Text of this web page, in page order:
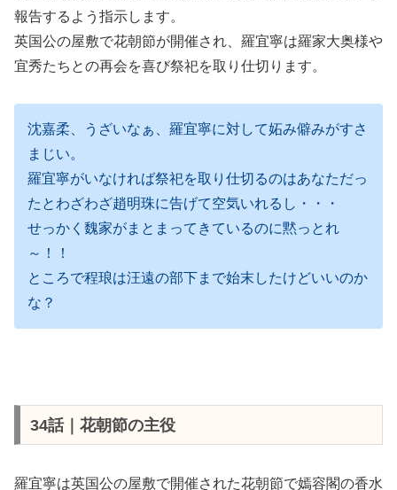
報告するよう指示します。
英国公の屋敷で花朝節が開催され、羅宜寧は羅家大奥様や
宜秀たちとの再会を喜び祭祀を取り仕切ります。
沈嘉柔、うざいなぁ、羅宜寧に対して妬み僻みがすさ
まじい。
羅宜寧がいなければ祭祀を取り仕切るのはあなただっ
たとわざわざ趙明珠に告げて空気いれるし・・・
せっかく魏家がまとまってきているのに黙っとれ
～！！
ところで程琅は汪遠の部下まで始末したけどいいのか
な？
34話｜花朝節の主役
羅宜寧は英国公の屋敷で開催された花朝節で嫣容閣の香水